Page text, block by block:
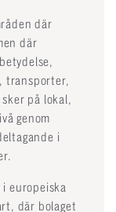
där
där
transporter,
på lokal,
genom
i
europeiska
där bolaget